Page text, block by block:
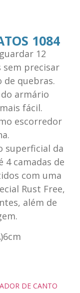
1084
12
precisar
quebras.
armário
fácil.
escorredor
superficial da
4 camadas de
com uma
Rust Free,
além de
DE CANTO